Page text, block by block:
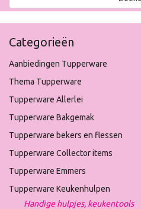
Categorieën
Aanbiedingen Tupperware
Thema Tupperware
Tupperware Allerlei
Tupperware Bakgemak
Tupperware bekers en flessen
Tupperware Collector items
Tupperware Emmers
Tupperware Keukenhulpen
Handige hulpjes, keukentools